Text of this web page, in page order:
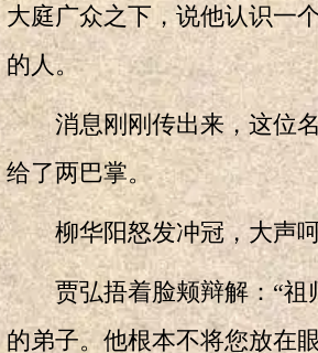
大庭广众之下，说他认识一
的人。
消息刚刚传出来，这位名
给了两巴掌。
柳华阳怒发冲冠，大声呵
贾弘捂着脸颊辩解：“祖
的弟子。他根本不将您放在